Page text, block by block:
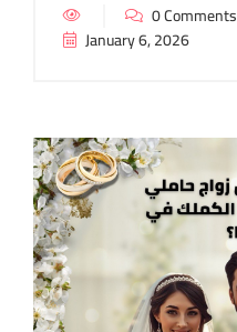
0 Comments
January 6, 2026